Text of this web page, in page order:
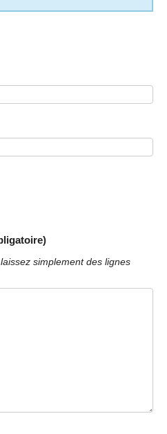
simplement des lignes